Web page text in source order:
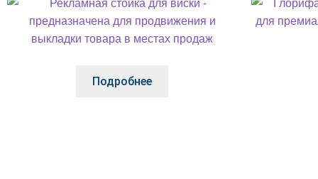
Подробнее